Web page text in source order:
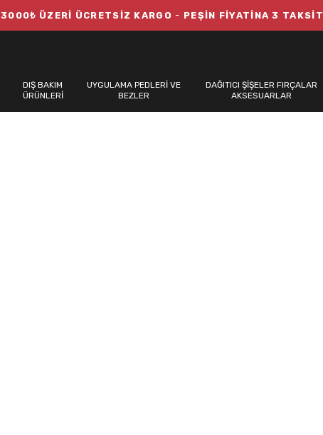
3000₺ ÜZERİ ÜCRETSİZ KARGO - PEŞİN FİYATİNA 3 TAKSİT
DIŞ BAKIM
ÜRÜNLERİ
UYGULAMA PEDLERİ VE
BEZLER
DAĞITICI ŞİŞELER FIRÇALAR
AKSESUARLAR